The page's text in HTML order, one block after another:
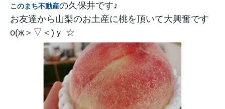
このまち不動産の久保井です♪
お友達から山梨のお土産に桃を頂いて大興奮です
о(ж＞▽＜)ｙ ☆